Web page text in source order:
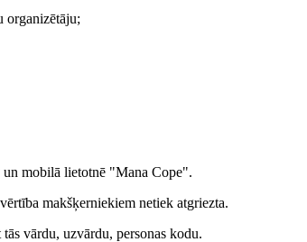
organizētāju;
un mobilā lietotnē "Mana Cope".
makšķerniekiem netiek atgriezta.
vārdu, uzvārdu, personas kodu.